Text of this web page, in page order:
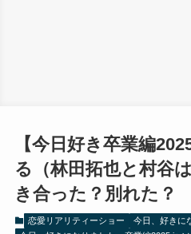
【今日好き卒業編
る（林田拓也と村谷
き合った？別れた？
恋愛リアリティーショー
今日、好きに